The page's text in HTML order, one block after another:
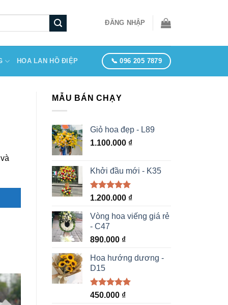
ĐĂNG NHẬP
HOA LAN HỒ ĐIỆP 📞 096 205 7879
MẪU BÁN CHẠY
Giỏ hoa đẹp - L89
1.100.000 ₫
Khởi đầu mới - K35
Được xếp
5 sao
1.200.000 ₫
Vòng hoa viếng giá rẻ
- C47
890.000 ₫
Hoa hướng dương -
D15
Được xếp
450.000 ₫